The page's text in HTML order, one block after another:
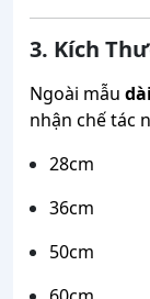
3. Kích
Ngoài mẫu
nhận chế tác
28cm
36cm
50cm